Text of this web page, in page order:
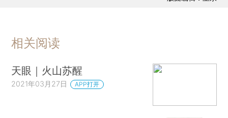
相关阅读
天眼｜火山苏醒
2021年03月27日 APP打开